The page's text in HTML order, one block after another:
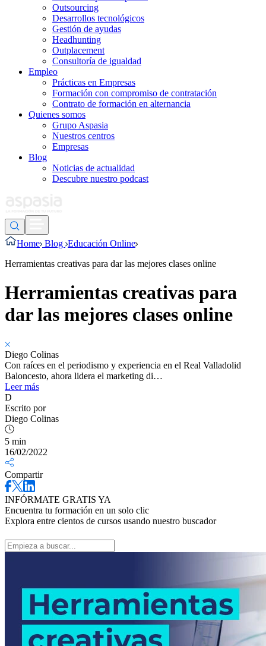
Outsourcing
Desarrollos tecnológicos
Gestión de ayudas
Headhunting
Outplacement
Consultoría de igualdad
Empleo
Prácticas en Empresas
Formación con compromiso de contratación
Contrato de formación en alternancia
Quienes somos
Grupo Aspasia
Nuestros centros
Empresas
Blog
Noticias de actualidad
Descubre nuestro podcast
Home Blog Educación Online
Herramientas creativas para dar las mejores clases online
Herramientas creativas para
dar las mejores clases online
Diego Colinas
Con raíces en el periodismo y experiencia en el Real Valladolid
Baloncesto, ahora lidera el marketing di…
Leer más
D
Escrito por
Diego Colinas
5 min
16/02/2022
Compartir
INFÓRMATE GRATIS YA
Encuentra tu formación en un solo clic
Explora entre cientos de cursos usando nuestro buscador